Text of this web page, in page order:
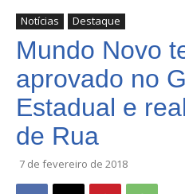
Notícias Destaque
Mundo Novo
aprovado no
Estadual e
de Rua
7 de fevereiro de 2018